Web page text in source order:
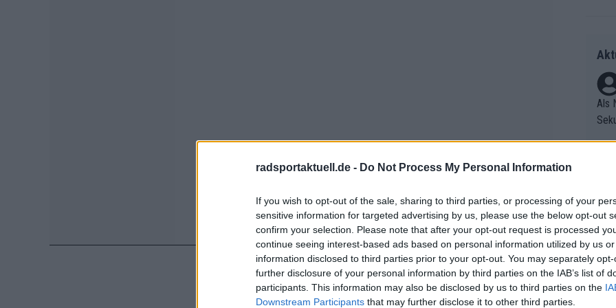
radsportaktuell.de - Do Not Process My Personal Information
If you wish to opt-out of the sale, sharing to third parties, or processing of your
sensitive information for targeted advertising by us, please use the below opt-out
confirm your selection. Please note that after your opt-out request is processed
continue seeing interest-based ads based on personal information utilized by us
information disclosed to third parties prior to your opt-out. You may separately
further disclosure of your personal information by third parties on the IAB’s list of
participants. This information may also be disclosed by us to third parties on the
Downstream Participants that may further disclose it to other third parties.
Als
er
rifft
Die
as
ür
n
ss
as
et.